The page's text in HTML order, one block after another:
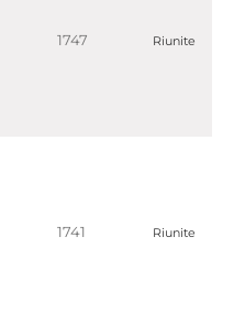
1747 Riunite
1741 Riunite